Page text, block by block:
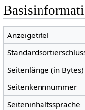
Anzeigetitel
Seitenlänge (in Bytes)
Seitenkennnummer
Seiteninhaltssprache